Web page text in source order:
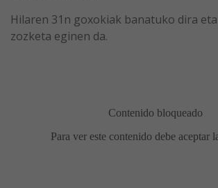
Hilaren 31n goxokiak banatuko dira
zozketa eginen da.